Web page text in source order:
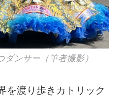
ンサー（筆者撮影）
を渡り歩きカトリック